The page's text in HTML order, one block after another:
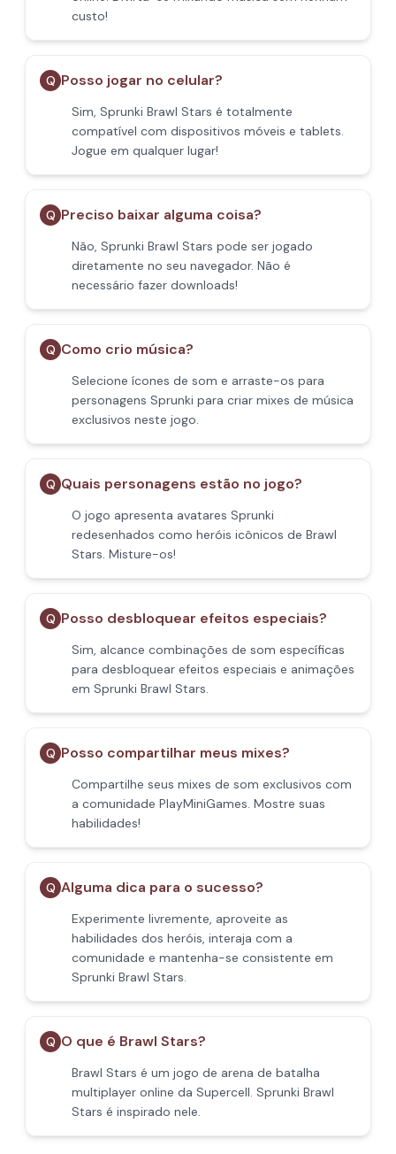
custo!
Q Posso jogar no celular?
Sim, Sprunki Brawl Stars é totalmente
compatível com dispositivos móveis e tablets.
Jogue em qualquer lugar!
Q Preciso baixar alguma coisa?
Não, Sprunki Brawl Stars pode ser jogado
diretamente no seu navegador. Não é
necessário fazer downloads!
Q Como crio música?
Selecione ícones de som e arraste-os para
personagens Sprunki para criar mixes de música
exclusivos neste jogo.
Q Quais personagens estão no jogo?
O jogo apresenta avatares Sprunki
redesenhados como heróis icônicos de Brawl
Stars. Misture-os!
Q Posso desbloquear efeitos especiais?
Sim, alcance combinações de som específicas
para desbloquear efeitos especiais e animações
em Sprunki Brawl Stars.
Q Posso compartilhar meus mixes?
Compartilhe seus mixes de som exclusivos com
a comunidade PlayMiniGames. Mostre suas
habilidades!
Q Alguma dica para o sucesso?
Experimente livremente, aproveite as
habilidades dos heróis, interaja com a
comunidade e mantenha-se consistente em
Sprunki Brawl Stars.
Q O que é Brawl Stars?
Brawl Stars é um jogo de arena de batalha
multiplayer online da Supercell. Sprunki Brawl
Stars é inspirado nele.